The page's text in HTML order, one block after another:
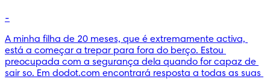
-
A minha filha de 20 meses, que é extremamente activa,
está a começar a trepar para fora do berço. Estou
preocupada com a segurança dela quando for capaz de
sair so. Em dodot.com encontrará resposta a todas as suas